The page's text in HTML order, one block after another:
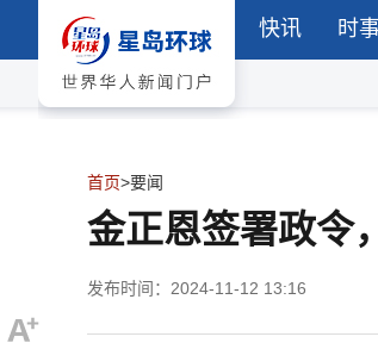
快讯 时
首页>要闻
金正恩签署政令
发布时间：2024-11-12 13:16